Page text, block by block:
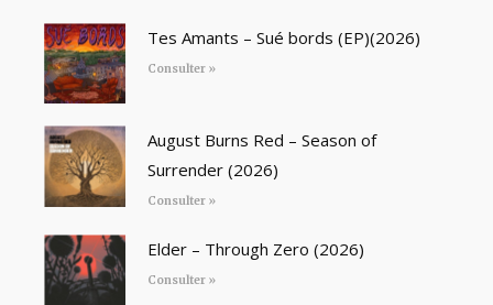
Tes Amants – Sué bords (EP)(2026)
Consulter »
August Burns Red – Season of
Surrender (2026)
Consulter »
Elder – Through Zero (2026)
Consulter »